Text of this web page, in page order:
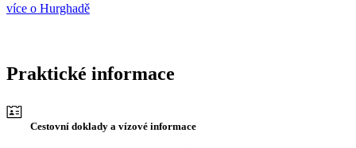
více o Hurghadě
Praktické informace
Cestovní doklady a vízové informace